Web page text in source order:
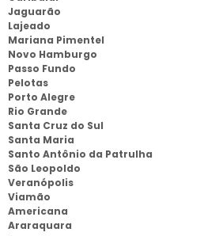
Jaguarão
Lajeado
Mariana Pimentel
Novo Hamburgo
Passo Fundo
Pelotas
Porto Alegre
Rio Grande
Santa Cruz do Sul
Santa Maria
Santo Antônio da Patrulha
São Leopoldo
Veranópolis
Viamão
Americana
Araraquara